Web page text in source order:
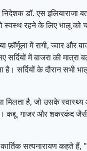
डॉ. एस इलियाराजा
रहने के लिए भालू को
फ़ॉर्मूला में रागी, ज्वार
सर्दियों में बाजरा की
है। सर्दियों के दौरान
मिलता है, जो उसके
कद्दू, गाजर और शकरकंद
सत्यनारायण कहते हैं,